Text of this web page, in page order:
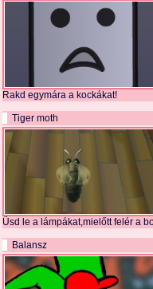
Rakd egymára a kockákat!
Tiger moth
Üsd le a lámpákat,mielőtt felér a
Balansz